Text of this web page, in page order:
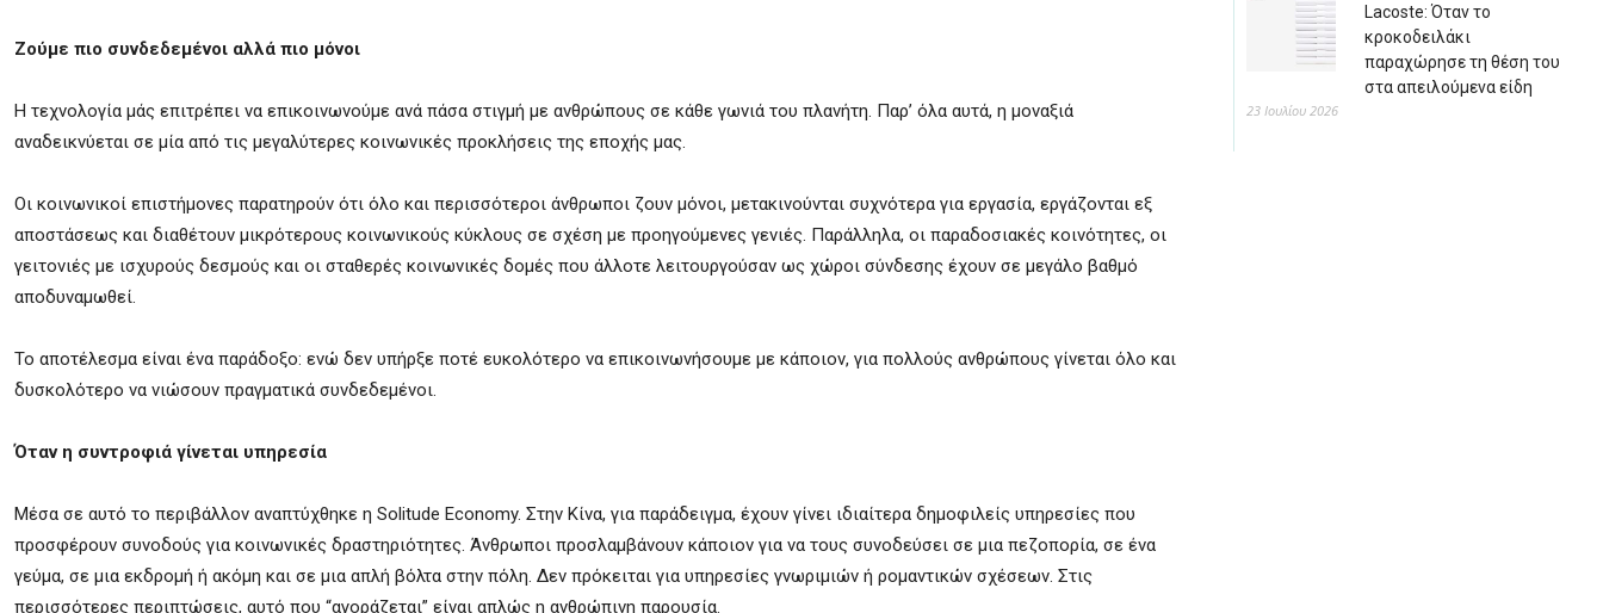
Ζούμε πιο συνδεδεμένοι αλλά πιο μόνοι
Η τεχνολογία μάς επιτρέπει να επικοινωνούμε ανά πάσα στιγμή με ανθρώπους σε κάθε γωνιά του πλανήτη. Παρ’ όλα αυτά, η μοναξιά
αναδεικνύεται σε μία από τις μεγαλύτερες κοινωνικές προκλήσεις της εποχής μας.
Οι κοινωνικοί επιστήμονες παρατηρούν ότι όλο και περισσότεροι άνθρωποι ζουν μόνοι, μετακινούνται συχνότερα για εργασία, εργάζονται εξ
αποστάσεως και διαθέτουν μικρότερους κοινωνικούς κύκλους σε σχέση με προηγούμενες γενιές. Παράλληλα, οι παραδοσιακές κοινότητες, οι
γειτονιές με ισχυρούς δεσμούς και οι σταθερές κοινωνικές δομές που άλλοτε λειτουργούσαν ως χώροι σύνδεσης έχουν σε μεγάλο βαθμό
αποδυναμωθεί.
Το αποτέλεσμα είναι ένα παράδοξο: ενώ δεν υπήρξε ποτέ ευκολότερο να επικοινωνήσουμε με κάποιον, για πολλούς ανθρώπους γίνεται όλο και
δυσκολότερο να νιώσουν πραγματικά συνδεδεμένοι.
Όταν η συντροφιά γίνεται υπηρεσία
Μέσα σε αυτό το περιβάλλον αναπτύχθηκε η Solitude Economy. Στην Κίνα, για παράδειγμα, έχουν γίνει ιδιαίτερα δημοφιλείς υπηρεσίες που
προσφέρουν συνοδούς για κοινωνικές δραστηριότητες. Άνθρωποι προσλαμβάνουν κάποιον για να τους συνοδεύσει σε μια πεζοπορία, σε ένα
γεύμα, σε μια εκδρομή ή ακόμη και σε μια απλή βόλτα στην πόλη. Δεν πρόκειται για υπηρεσίες γνωριμιών ή ρομαντικών σχέσεων. Στις
περισσότερες περιπτώσεις, αυτό που “αγοράζεται” είναι απλώς η ανθρώπινη παρουσία.
Lacoste: Όταν το
κροκοδειλάκι
παραχώρησε τη θέση του
στα απειλούμενα είδη
23 Ιουλίου 2026